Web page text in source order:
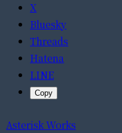
X
Bluesky
Threads
Hatena
LINE
Copy
Asterisk Works